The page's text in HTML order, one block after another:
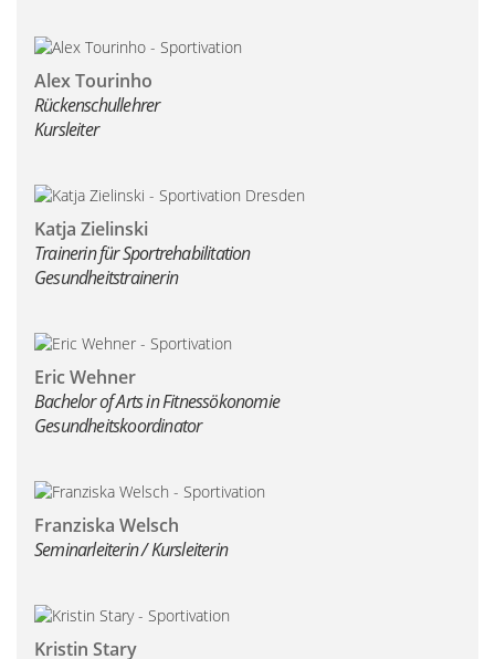
Alex Tourinho
Rückenschullehrer
Kursleiter
Katja Zielinski
Trainerin für Sportrehabilitation
Gesundheitstrainerin
Eric Wehner
Bachelor of Arts in Fitnessökonomie
Gesundheitskoordinator
Franziska Welsch
Seminarleiterin / Kursleiterin
Kristin Stary